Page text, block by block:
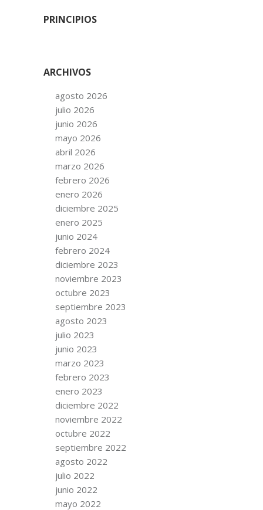
PRINCIPIOS
ARCHIVOS
agosto 2026
julio 2026
junio 2026
mayo 2026
abril 2026
marzo 2026
febrero 2026
enero 2026
diciembre 2025
enero 2025
junio 2024
febrero 2024
diciembre 2023
noviembre 2023
octubre 2023
septiembre 2023
agosto 2023
julio 2023
junio 2023
marzo 2023
febrero 2023
enero 2023
diciembre 2022
noviembre 2022
octubre 2022
septiembre 2022
agosto 2022
julio 2022
junio 2022
mayo 2022